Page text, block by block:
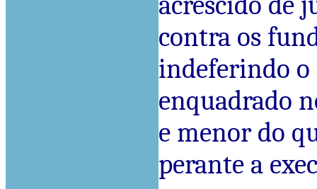
contra os
indeferindo
enquadrado
e menor do
perante a